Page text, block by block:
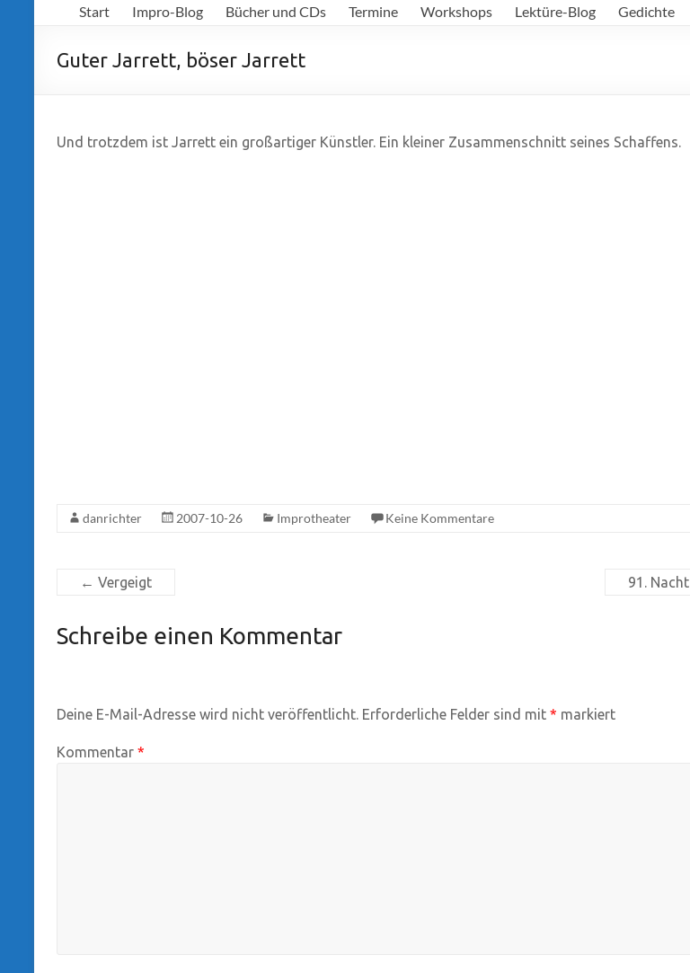
Richter
Start Impro-Blog Bücher und CDs Termine Workshops Lektüre-Blog Gedichte
Guter Jarrett, böser Jarrett
Und trotzdem ist Jarrett ein großartiger Künstler. Ein kleiner Zusammenschnitt seines Schaffens.
danrichter 2007-10-26 Improtheater Keine Kommentare
← Vergeigt 91. Nacht
Schreibe einen Kommentar
Deine E-Mail-Adresse wird nicht veröffentlicht. Erforderliche Felder sind mit * markiert
Kommentar *